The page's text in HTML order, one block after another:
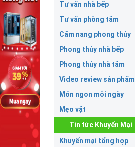
Tư vấn nhà bếp
Tư vấn phòng tắm
Cẩm nang phong thủy
Phong thủy nhà bếp
Phong thủy nhà tắm
Video review sản phẩm
Món ngon mỗi ngày
Mẹo vặt
Tin tức Khuyến Mại
Khuyến mại tổng hợp